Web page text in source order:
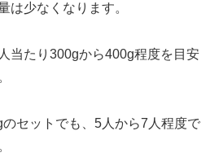
は少なくなります。
当たり300gから400g程度を目安
セットでも、5人から7人程度で